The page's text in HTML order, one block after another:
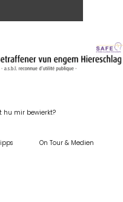
hu mir bewierkt?
On Tour & Medien